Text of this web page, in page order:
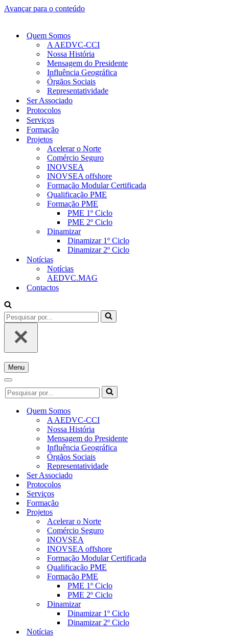
Avançar para o conteúdo
Quem Somos
A AEDVC-CCI
Nossa História
Mensagem do Presidente
Influência Geográfica
Órgãos Sociais
Representatividade
Ser Associado
Protocolos
Serviços
Formação
Projetos
Acelerar o Norte
Comércio Seguro
INOVSEA
INOVSEA offshore
Formação Modular Certificada
Qualificação PME
Formação PME
PME 1º Ciclo
PME 2º Ciclo
Dinamizar
Dinamizar 1º Ciclo
Dinamizar 2º Ciclo
Notícias
Notícias
AEDVC.MAG
Contactos
Pesquisar
por...
Menu
Menu
navegação
Menu
de
navegação
Pesquisar
por...
Quem Somos
A AEDVC-CCI
Nossa História
Mensagem do Presidente
Influência Geográfica
Órgãos Sociais
Representatividade
Ser Associado
Protocolos
Serviços
Formação
Projetos
Acelerar o Norte
Comércio Seguro
INOVSEA
INOVSEA offshore
Formação Modular Certificada
Qualificação PME
Formação PME
PME 1º Ciclo
PME 2º Ciclo
Dinamizar
Dinamizar 1º Ciclo
Dinamizar 2º Ciclo
Notícias